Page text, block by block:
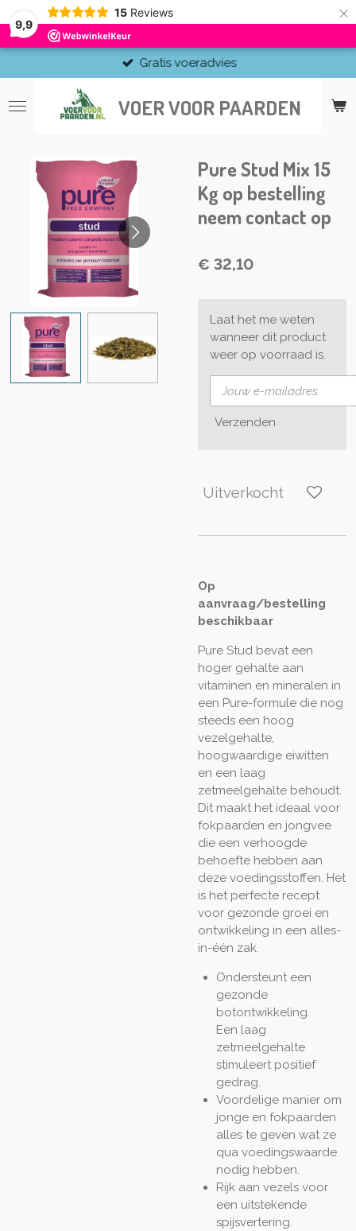
9,9
15 Reviews ×
VOER VOOR PAARDEN
Gratis voeradvies
Pure Stud Mix 15
Kg op bestelling
neem contact op
€ 32,10
Laat het me weten
wanneer dit product
weer op voorraad is.
Verzenden
Uitverkocht
Op
aanvraag/bestelling
beschikbaar
Pure Stud bevat een
hoger gehalte aan
vitaminen en mineralen in
een Pure-formule die nog
steeds een hoog
vezelgehalte,
hoogwaardige eiwitten
en een laag
zetmeelgehalte behoudt.
Dit maakt het ideaal voor
fokpaarden en jongvee
die een verhoogde
behoefte hebben aan
deze voedingsstoffen. Het
is het perfecte recept
voor gezonde groei en
ontwikkeling in een alles-
in-één zak.
Ondersteunt een
gezonde
botontwikkeling.
Een laag
zetmeelgehalte
stimuleert positief
gedrag.
Voordelige manier om
jonge en fokpaarden
alles te geven wat ze
qua voedingswaarde
nodig hebben.
Rijk aan vezels voor
een uitstekende
spijsvertering.